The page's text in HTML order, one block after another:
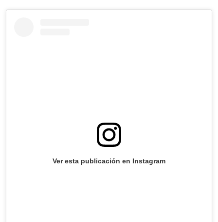
Ver esta publicación en Instagram